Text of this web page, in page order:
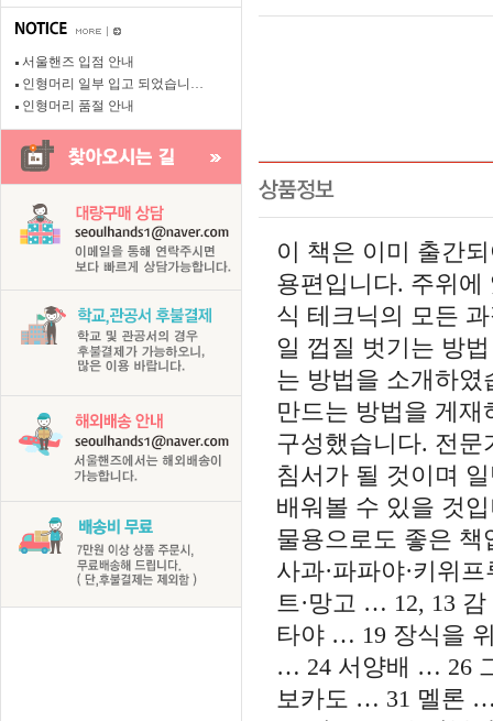
서울핸즈 입점 안내
인형머리 일부 입고 되었습니…
인형머리 품절 안내
이 책은 이미 출간
용편입니다. 주위
식 테크닉의 모든
일 껍질 벗기는 방
는 방법을 소개하
만드는 방법을 게
구성했습니다. 전
침서가 될 것이며
배워볼 수 있을 것
물용으로도 좋은
사과·파파야·키위
트·망고 … 12, 13
타야 … 19 장식을
… 24 서양배 … 26
보카도 … 31 멜론 …